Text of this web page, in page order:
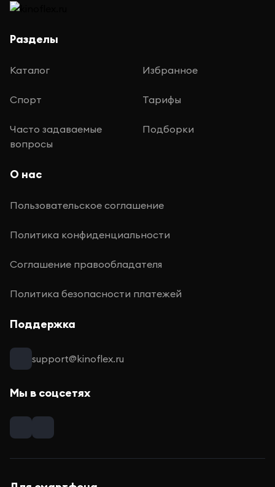
Разделы
Каталог Избранное
Спорт Тарифы
Часто задаваемые
вопросы
Подборки
О нас
Пользовательское соглашение
Политика конфиденциальности
Соглашение правообладателя
Политика безопасности платежей
Поддержка
support@kinoflex.ru
Мы в соцсетях